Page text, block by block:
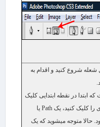
شروع کنید و اقدام به
ابتدا در نقطه ابتدایی کلیک
را کلیک کنید، یکPath یا
حالا متوجه می​شوید که یک